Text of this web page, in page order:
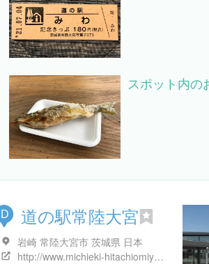
スポット内の
D 道の駅常陸大宮
岩崎 常陸大宮市 茨城県 日本
http://www.michieki-hitachiomiya.jp/